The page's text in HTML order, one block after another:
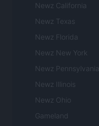
Newz California
Newz Texas
Newz Florida
Newz New York
Newz Pennsylvania
Newz Illinois
Newz Ohio
Gameland